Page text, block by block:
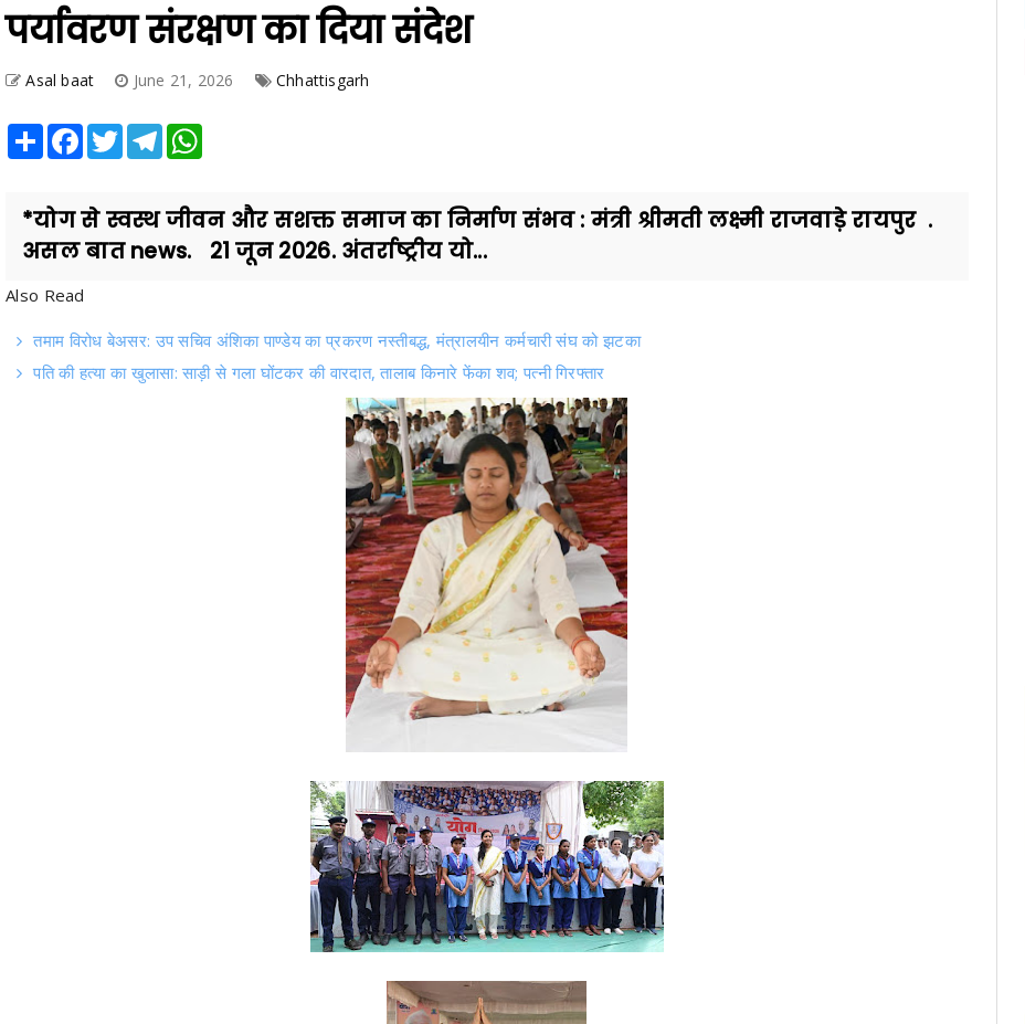
पर्यावरण संरक्षण का दिया संदेश
Asal baat June 21, 2026 Chhattisgarh
Share Facebook
Twitter Telegram
*योग से स्वस्थ जीवन और सशक्त समाज का निर्माण संभव : मंत्री श्रीमती लक्ष्मी राजवाड़े रायपुर .
असल बात news. 21 जून 2026. अंतर्राष्ट्रीय यो...
Also Read
तमाम विरोध बेअसर: उप सचिव अंशिका पाण्डेय का प्रकरण नस्तीबद्ध, मंत्रालयीन कर्मचारी संघ को झटका
पति की हत्या का खुलासा: साड़ी से गला घोंटकर की वारदात, तालाब किनारे फेंका शव; पत्नी गिरफ्तार